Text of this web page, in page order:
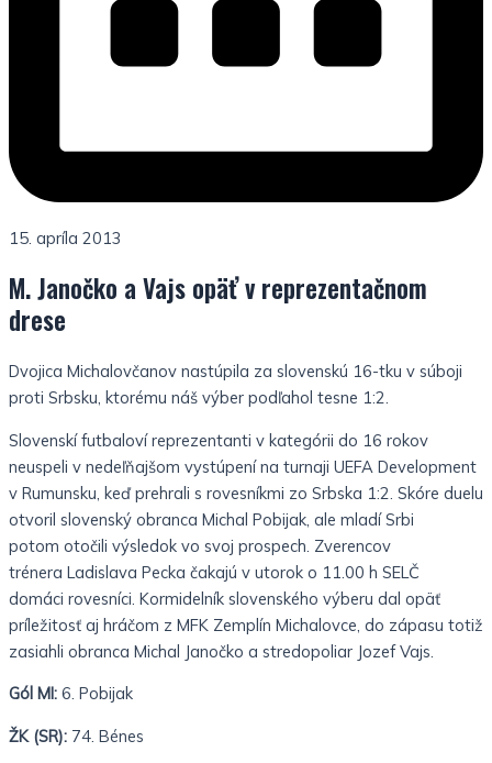
15. apríla 2013
M. Janočko a Vajs opäť v reprezentačnom
drese
Dvojica Michalovčanov nastúpila za slovenskú 16-tku v súboji
proti Srbsku, ktorému náš výber podľahol tesne 1:2.
Slovenskí futbaloví reprezentanti v kategórii do 16 rokov
neuspeli v nedeľňajšom vystúpení na turnaji UEFA Development
v Rumunsku, keď prehrali s rovesníkmi zo Srbska 1:2. Skóre duelu
otvoril slovenský obranca Michal Pobijak, ale mladí Srbi
potom otočili výsledok vo svoj prospech. Zverencov
trénera Ladislava Pecka čakajú v utorok o 11.00 h SELČ
domáci rovesníci. Kormidelník slovenského výberu dal opäť
príležitosť aj hráčom z MFK Zemplín Michalovce, do zápasu totiž
zasiahli obranca Michal Janočko a stredopoliar Jozef Vajs.
Gól MI: 6. Pobijak
ŽK (SR): 74. Bénes